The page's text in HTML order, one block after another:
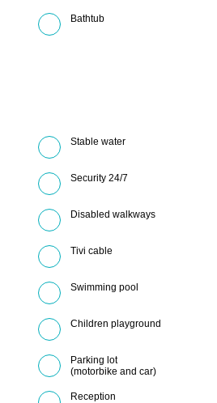
Bathtub
Stable water
Security 24/7
Disabled walkways
Tivi cable
Swimming pool
Children playground
Parking lot
(motorbike and car)
Reception